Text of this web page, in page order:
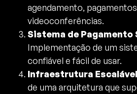
agendamento,
videoconferências.
Sistema de Pagamento
Implementação de um
confiável e fácil de usar.
Infraestrutura
de uma arquitetura que